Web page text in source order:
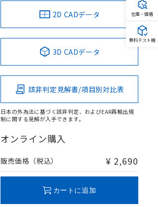
2D CADデータ
3D CADデータ
該非判定見解書/項目別対比表
日本の外為法に基づく該非判定、およびEAR再輸出規
制に関する見解が入手できます。
オンライン購入
販売価格（税込） ¥ 2,690
カートに追加
在庫・価格
無料テスト機